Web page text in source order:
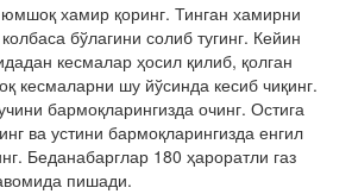
хамир қоринг. Тинган хамирни
бўлагини солиб тугинг. Кейин
кесмалар ҳосил қилиб, қолган
кесмаларни шу йўсинда кесиб чиқинг.
бармоқларингизда очинг. Остига
ва устини бармоқларингизда енгил
Беданабарглар 180 ҳароратли газ
пишади.